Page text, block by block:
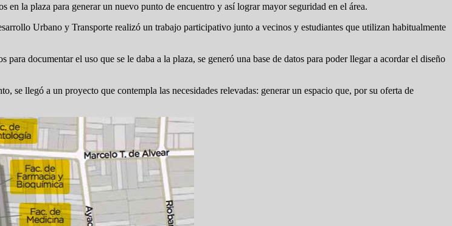
la plaza para generar un nuevo punto de encuentro y así lograr mayor seguridad en el área.
Urbano y Transporte realizó un trabajo participativo junto a vecinos y estudiantes que utilizan habitualmente
documentar el uso que se le daba a la plaza, se generó una base de datos para poder llegar a acordar el diseño
se llegó a un proyecto que contempla las necesidades relevadas: generar un espacio que, por su oferta de